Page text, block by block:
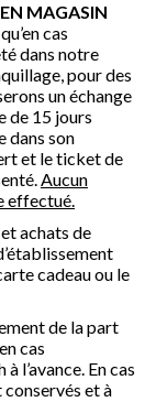
MAGASIN
cas
dans notre
pour des
un échange
de 15 jours
dans son
et le ticket de
Aucun
effectué.
achats de
cadeau ou le
de la part
cas
l’avance. En cas
conservés et à